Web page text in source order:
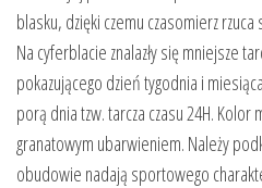
blasku, dzięki czemu czasomierz
Na cyferblacie znalazły się mniejsze
pokazującego dzień tygodnia i
porą dnia tzw. tarcza czasu 24H.
granatowym ubarwieniem. Należy
obudowie nadają sportowego